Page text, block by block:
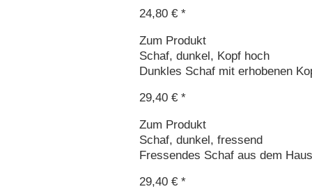
24,80 € *
Zum Produkt
Schaf, dunkel, Kopf hoch
Dunkles Schaf mit erhobenen
29,40 € *
Zum Produkt
Schaf, dunkel, fressend
Fressendes Schaf aus dem
29,40 € *